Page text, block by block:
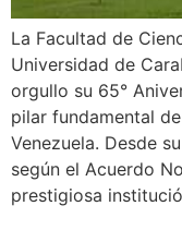
La Facultad de
Universidad de
orgullo su 65°
pilar fundamental
Venezuela. Desde
según el Acuerdo
prestigiosa